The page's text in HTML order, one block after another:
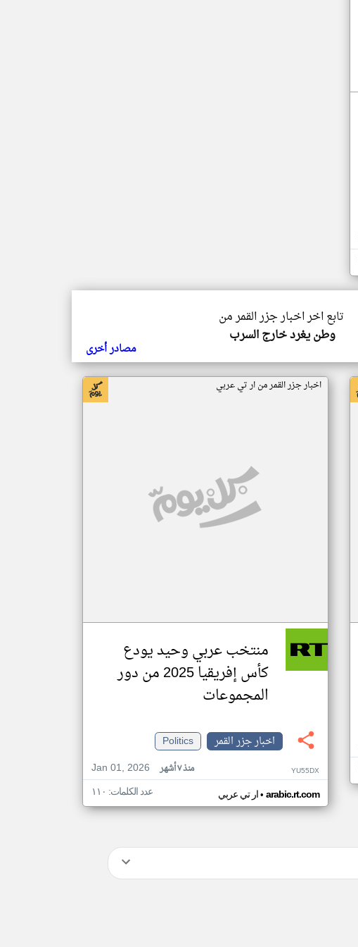
تابع اخر اخبار جزر القمر من
وطن يغرد خارج السرب
مصادر أخرى
اخبار جزر القمر من ار تي عربي
منتخب عربي وحيد يودع
كأس إفريقيا 2025 من دور
المجموعات
اخبار جزر القمر
Politics
Jan 01, 2026
منذ ٧ أشهر YU55DX
ار تي عربي• arabic.rt.com عدد الكلمات: ١١٠